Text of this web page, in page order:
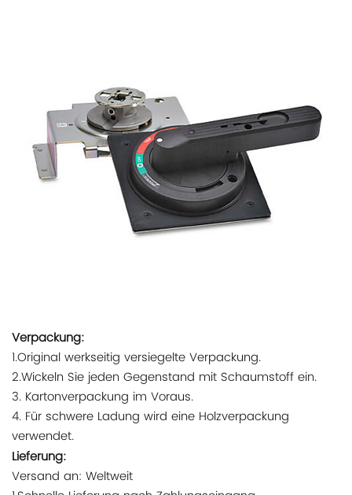
Verpackung:
1.Original werkseitig versiegelte Verpackung.
2.Wickeln Sie jeden Gegenstand mit Schaumstoff ein.
3. Kartonverpackung im Voraus.
4. Für schwere Ladung wird eine Holzverpackung
verwendet.
Lieferung:
Versand an: Weltweit